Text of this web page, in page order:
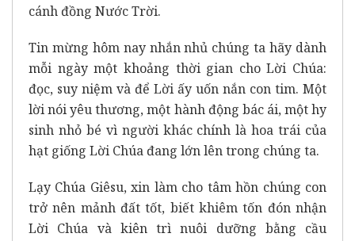
cánh đồng Nước Trời.
Tin mừng hôm nay nhắn nhủ chúng ta hãy dành
mỗi ngày một khoảng thời gian cho Lời Chúa:
đọc, suy niệm và để Lời ấy uốn nắn con tim. Một
lời nói yêu thương, một hành động bác ái, một hy
sinh nhỏ bé vì người khác chính là hoa trái của
hạt giống Lời Chúa đang lớn lên trong chúng ta.
Lạy Chúa Giêsu, xin làm cho tâm hồn chúng con
trở nên mảnh đất tốt, biết khiêm tốn đón nhận
Lời Chúa và kiên trì nuôi dưỡng bằng cầu